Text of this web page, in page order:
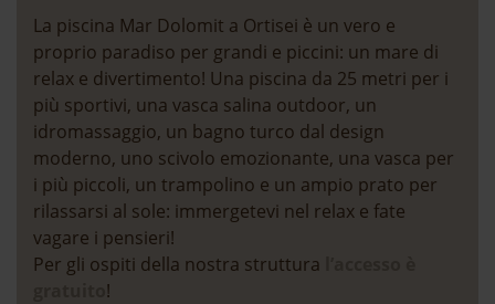
Servizi inclusi
Biancheria da letto, asciugamamani, asciugacapelli,
servizio consegna a domicilio del pane fresco,
bastoncini da trekking, deposito sci con
asciugascarponi, garage sotterraneo, ingresso
gratuito alla piscina interna ed esterna di Mar
Dolomit, sconti sul programma settimanale Val
Gardena Active, utilizzo gratuito della Val Gardena
La piscina Mar Dolomit a Ortisei è un vero e
proprio paradiso per grandi e piccini: un mare di
relax e divertimento! Una piscina da 25 metri per i
più sportivi, una vasca salina outdoor, un
idromassaggio, un bagno turco dal design
moderno, uno scivolo emozionante, una vasca per
i più piccoli, un trampolino e un ampio prato per
rilassarsi al sole: immergetevi nel relax e fate
vagare i pensieri!
Per gli ospiti della nostra struttura
!